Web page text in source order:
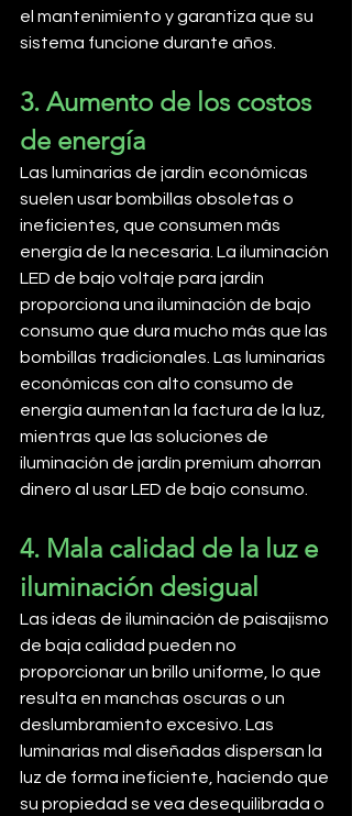
el mantenimiento y garantiza que su
sistema funcione durante años.
3. Aumento de los costos
de energía
Las luminarias de jardín económicas
suelen usar bombillas obsoletas o
ineficientes, que consumen más
energía de la necesaria. La iluminación
LED de bajo voltaje para jardín
proporciona una iluminación de bajo
consumo que dura mucho más que las
bombillas tradicionales. Las luminarias
económicas con alto consumo de
energía aumentan la factura de la luz,
mientras que las soluciones de
iluminación de jardín premium ahorran
dinero al usar LED de bajo consumo.
4. Mala calidad de la luz e
iluminación desigual
Las ideas de iluminación de paisajismo
de baja calidad pueden no
proporcionar un brillo uniforme, lo que
resulta en manchas oscuras o un
deslumbramiento excesivo. Las
luminarias mal diseñadas dispersan la
luz de forma ineficiente, haciendo que
su propiedad se vea desequilibrada o